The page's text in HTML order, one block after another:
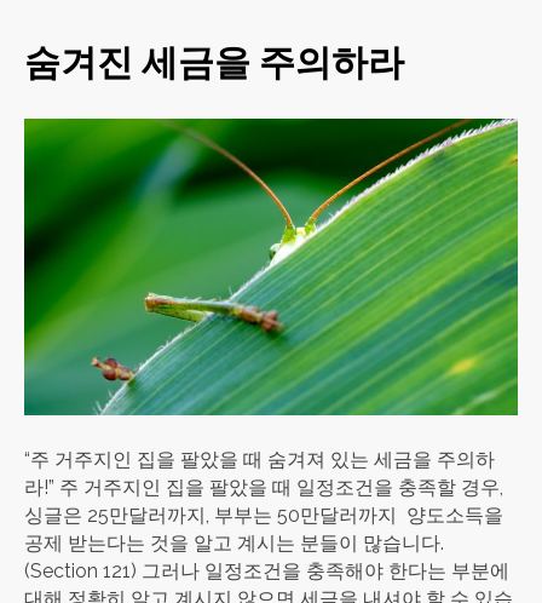
숨겨진 세금을 주의하라
“주 거주지인 집을 팔았을 때 숨겨져 있는 세금을 주의하
라!” 주 거주지인 집을 팔았을 때 일정조건을 충족할 경우,
싱글은 25만달러까지, 부부는 50만달러까지 양도소득을
공제 받는다는 것을 알고 계시는 분들이 많습니다.
(Section 121) 그러나 일정조건을 충족해야 한다는 부분에